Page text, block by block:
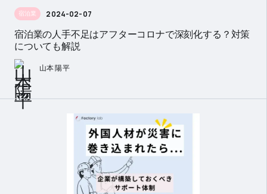
宿泊業 2024-02-07
宿泊業の人手不足はアフターコロナで深刻化する？対策
についても解説
山本 陽平